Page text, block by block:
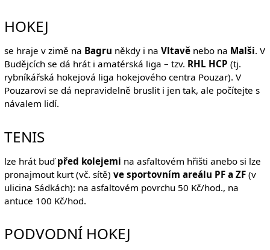
HOKEJ
se hraje v zimě na Bagru někdy i na Vltavěnebo na Malši. V
Budějcích se dá hrát i amatérská liga – tzv. RHL HCP (tj.
rybníkářská hokejová liga hokejového centra Pouzar). V
Pouzarovi se dá nepravidelně bruslit i jen tak, ale počítejte s
návalem lidí.
TENIS
lze hrát buďpřed kolejemi na asfaltovém hřišti anebo si lze
pronajmout kurt (vč. sítě) ve sportovním areálu PF a ZF(v
ulicina Sádkách): na asfaltovém povrchu 50 Kč/hod., na
antuce 100 Kč/hod.
PODVODNÍ HOKEJ